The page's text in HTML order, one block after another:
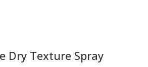
Dry Texture Spray